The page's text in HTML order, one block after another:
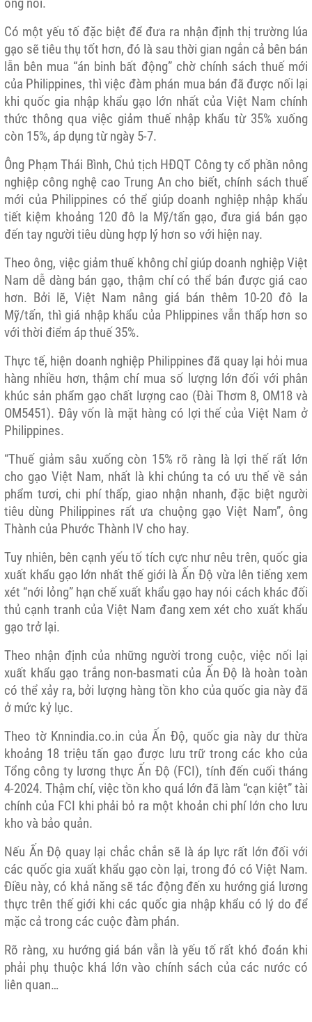
Có một yếu tố đặc biệt để đưa ra nhận định thị trường lúa
gạo sẽ tiêu thụ tốt hơn, đó là sau thời gian ngắn cả bên bán
lẫn bên mua “án binh bất động” chờ chính sách thuế mới
của Philippines, thì việc đàm phán mua bán đã được nối lại
khi quốc gia nhập khẩu gạo lớn nhất của Việt Nam chính
thức thông qua việc giảm thuế nhập khẩu từ 35% xuống
còn 15%, áp dụng từ ngày 5-7.
Ông Phạm Thái Bình, Chủ tịch HĐQT Công ty cổ phần nông
nghiệp công nghệ cao Trung An cho biết, chính sách thuế
mới của Philippines có thể giúp doanh nghiệp nhập khẩu
tiết kiệm khoảng 120 đô la Mỹ/tấn gạo, đưa giá bán gạo
đến tay người tiêu dùng hợp lý hơn so với hiện nay.
Theo ông, việc giảm thuế không chỉ giúp doanh nghiệp Việt
Nam dễ dàng bán gạo, thậm chí có thể bán được giá cao
hơn. Bởi lẽ, Việt Nam nâng giá bán thêm 10-20 đô la
Mỹ/tấn, thì giá nhập khẩu của Phlippines vẫn thấp hơn so
với thời điểm áp thuế 35%.
Thực tế, hiện doanh nghiệp Philippines đã quay lại hỏi mua
hàng nhiều hơn, thậm chí mua số lượng lớn đối với phân
khúc sản phẩm gạo chất lượng cao (Đài Thơm 8, OM18 và
OM5451). Đây vốn là mặt hàng có lợi thế của Việt Nam ở
Philippines.
“Thuế giảm sâu xuống còn 15% rõ ràng là lợi thế rất lớn
cho gạo Việt Nam, nhất là khi chúng ta có ưu thế về sản
phẩm tươi, chi phí thấp, giao nhận nhanh, đặc biệt người
tiêu dùng Philippines rất ưa chuộng gạo Việt Nam”, ông
Thành của Phước Thành IV cho hay.
Tuy nhiên, bên cạnh yếu tố tích cực như nêu trên, quốc gia
xuất khẩu gạo lớn nhất thế giới là Ấn Độ vừa lên tiếng xem
xét “nới lỏng” hạn chế xuất khẩu gạo hay nói cách khác đối
thủ cạnh tranh của Việt Nam đang xem xét cho xuất khẩu
gạo trở lại.
Theo nhận định của những người trong cuộc, việc nối lại
xuất khẩu gạo trắng non-basmati của Ấn Độ là hoàn toàn
có thể xảy ra, bởi lượng hàng tồn kho của quốc gia này đã
ở mức kỷ lục.
Theo tờ Knnindia.co.in của Ấn Độ, quốc gia này dư thừa
khoảng 18 triệu tấn gạo được lưu trữ trong các kho của
Tổng công ty lương thực Ấn Độ (FCI), tính đến cuối tháng
4-2024. Thậm chí, việc tồn kho quá lớn đã làm “cạn kiệt” tài
chính của FCI khi phải bỏ ra một khoản chi phí lớn cho lưu
kho và bảo quản.
Nếu Ấn Độ quay lại chắc chắn sẽ là áp lực rất lớn đối với
các quốc gia xuất khẩu gạo còn lại, trong đó có Việt Nam.
Điều này, có khả năng sẽ tác động đến xu hướng giá lương
thực trên thế giới khi các quốc gia nhập khẩu có lý do để
mặc cả trong các cuộc đàm phán.
Rõ ràng, xu hướng giá bán vẫn là yếu tố rất khó đoán khi
phải phụ thuộc khá lớn vào chính sách của các nước có
liên quan…